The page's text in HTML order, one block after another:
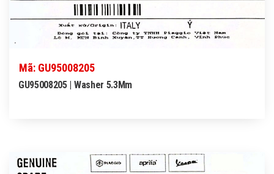
Mã: GU95008205
GU95008205 | Washer 5.3Mm